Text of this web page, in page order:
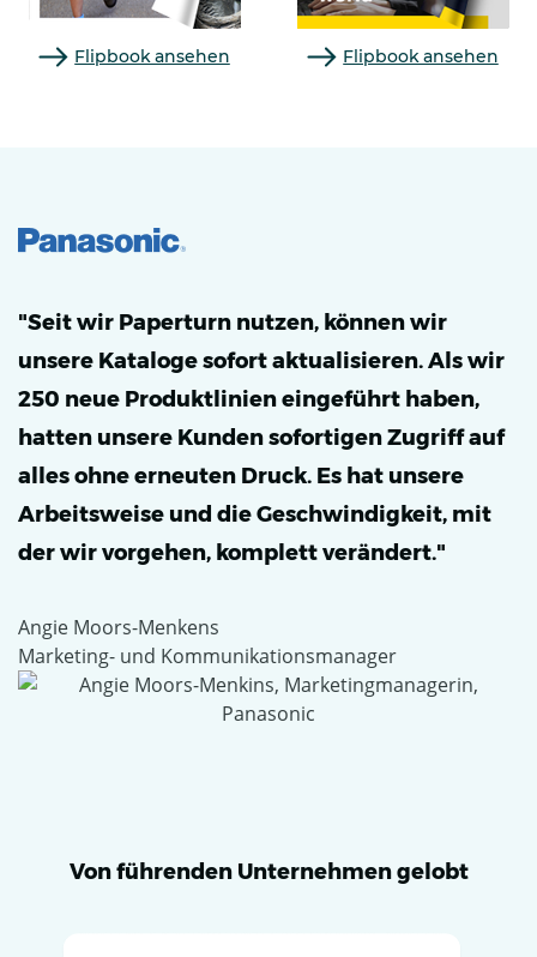
Flipbook ansehen Flipbook ansehen
"Seit wir Paperturn nutzen, können wir
unsere Kataloge sofort aktualisieren. Als wir
250 neue Produktlinien eingeführt haben,
hatten unsere Kunden sofortigen Zugriff auf
alles ohne erneuten Druck. Es hat unsere
Arbeitsweise und die Geschwindigkeit, mit
der wir vorgehen, komplett verändert."
Angie Moors-Menkens
Marketing- und Kommunikationsmanager
Von führenden Unternehmen gelobt